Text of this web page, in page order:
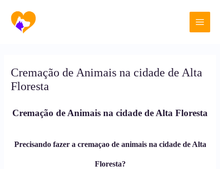
para
conteúdo
Main
Cremação de Animais na cidade de Alta
Floresta
Cremação de Animais na cidade de Alta Floresta
Precisando fazer a cremaçao de animais na cidade de Alta
Floresta?